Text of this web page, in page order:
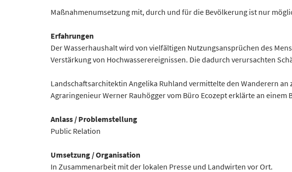
Maßnahmenumsetzung mit, durch und für die Bevölkerung ist nur
Erfahrungen
Der Wasserhaushalt wird von vielfältigen Nutzungsansprüchen des
Verstärkung von Hochwasserereignissen. Die dadurch verursachten
Landschaftsarchitektin Angelika Ruhland vermittelte den Wanderern
Agraringenieur Werner Rauhögger vom Büro Ecozept erklärte an
Anlass / Problemstellung
Public Relation
Umsetzung / Organisation
In Zusammenarbeit mit der lokalen Presse und Landwirten vor Ort.